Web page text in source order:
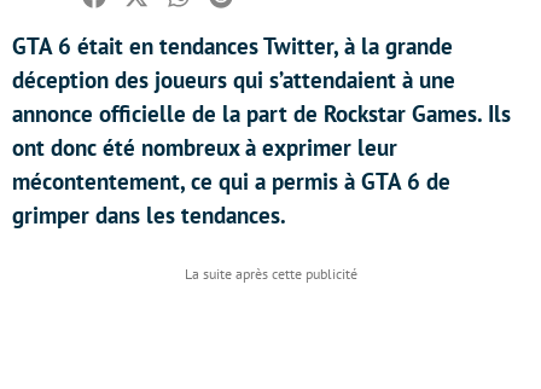
Facebook
TwitterWhatsapp
Reddit
GTA 6 était en tendances Twitter, à la grande
déception des joueurs qui s’attendaient à une
annonce officielle de la part de Rockstar Games. Ils
ont donc été nombreux à exprimer leur
mécontentement, ce qui a permis à GTA 6 de
grimper dans les tendances.